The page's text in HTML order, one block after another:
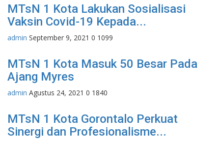
MTsN 1 Kota Lakukan Sosialisasi
Vaksin Covid-19 Kepada...
admin September 9, 2021 0 1099
MTsN 1 Kota Masuk 50 Besar Pada
Ajang Myres
admin Agustus 24, 2021 0 1840
MTsN 1 Kota Gorontalo Perkuat
Sinergi dan Profesionalisme...